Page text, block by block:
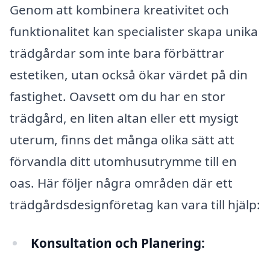
Genom att kombinera kreativitet och
funktionalitet kan specialister skapa unika
trädgårdar som inte bara förbättrar
estetiken, utan också ökar värdet på din
fastighet. Oavsett om du har en stor
trädgård, en liten altan eller ett mysigt
uterum, finns det många olika sätt att
förvandla ditt utomhusutrymme till en
oas. Här följer några områden där ett
trädgårdsdesignföretag kan vara till hjälp:
Konsultation och Planering: